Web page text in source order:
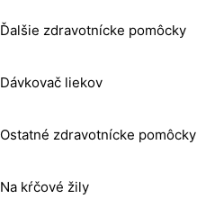
Ďalšie zdravotnícke pomôcky
Dávkovač liekov
Ostatné zdravotnícke pomôcky
Na kŕčové žily